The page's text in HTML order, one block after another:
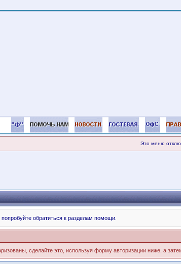
Это меню
обратиться к разделам помощи.
сделайте это, используя форму авторизации ниже, а